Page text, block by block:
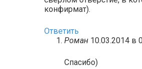
конфирмат).
Ответить
Роман 10.03.2014 в
Спасибо)